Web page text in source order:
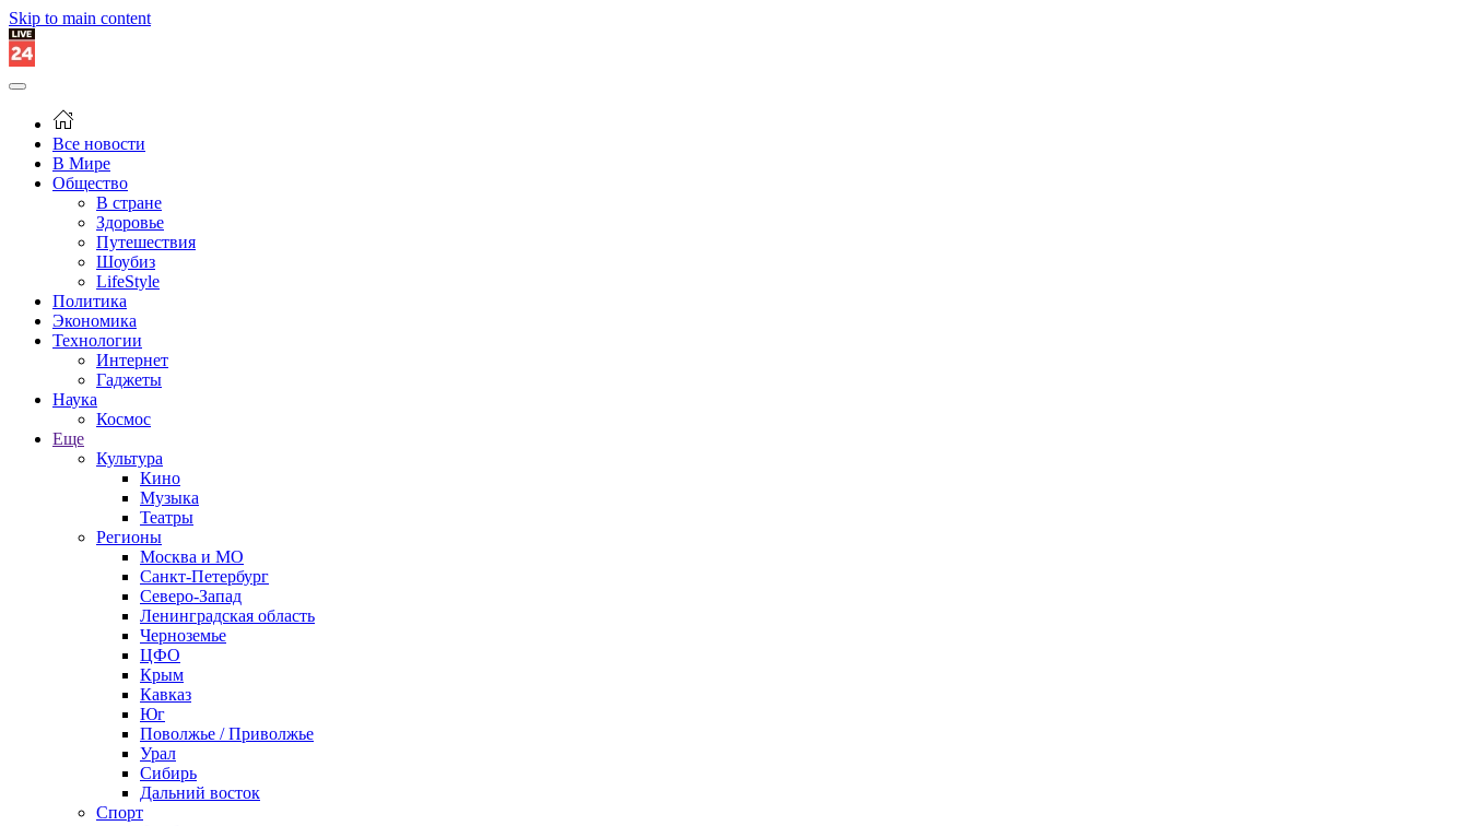
Skip to main content
Все новости
В Мире
Общество
В стране
Здоровье
Путешествия
Шоубиз
LifeStyle
Политика
Экономика
Технологии
Интернет
Гаджеты
Наука
Космос
Еще
Культура
Кино
Музыка
Театры
Регионы
Москва и МО
Санкт-Петербург
Северо-Запад
Ленинградская область
Черноземье
ЦФО
Крым
Кавказ
Юг
Поволжье / Приволжье
Урал
Сибирь
Дальний восток
Спорт